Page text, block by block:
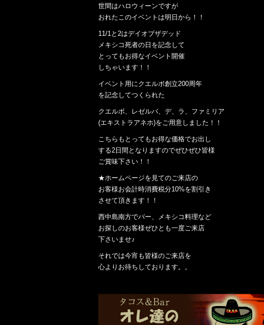
世間はハロウィーンですが
おれたこのイベントは明日から！！
11/1と2はデイオブザデッド
メキシコ死者の日を記念して
とってもお得なイベント開催
しちゃいます！！
イベント用にクエルボ創立200周年
を記念してつくられた
クエルボ、レゼルバ、デ、ラ、ファミリア
(エキストラアネホ)をご用意しました！！
こちらもとってもお得な価格でお出し
する2日間となりますのでぜひぜひ皆様
ご賞味下さい！！
★ホームページを見てのご来店の
お客様お会計時消費税分10%を割引き
させて頂きます！！
西中島南方でバー、メキシコ料理など
お探しのお客様ぜひとも一度ご来店
下さいませ♪
それでは今宵も皆様のご来店を
心よりお待ちしております。。